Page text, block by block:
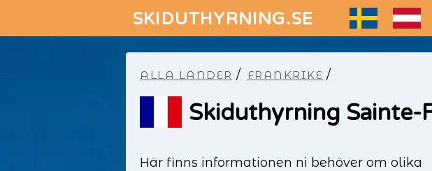
SKIDUTHYRNING.SE
ALLA LÄNDER / FRANKRIKE /
Skiduthyrning Sainte-
Här finns informationen ni behöver om olika